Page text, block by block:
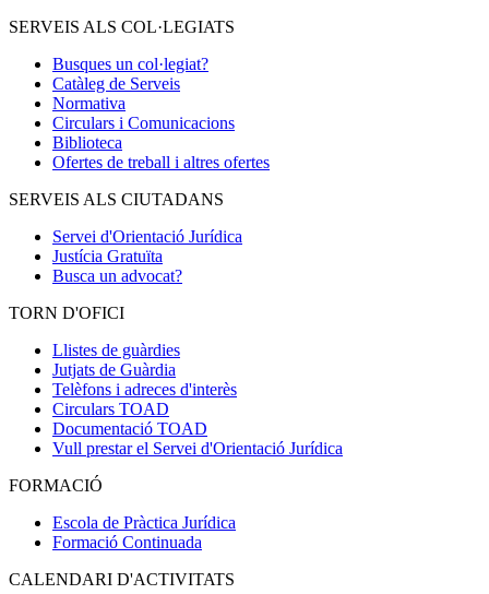
SERVEIS ALS COL·LEGIATS
Busques un col·legiat?
Catàleg de Serveis
Normativa
Circulars i Comunicacions
Biblioteca
Ofertes de treball i altres ofertes
SERVEIS ALS CIUTADANS
Servei d'Orientació Jurídica
Justícia Gratuïta
Busca un advocat?
TORN D'OFICI
Llistes de guàrdies
Jutjats de Guàrdia
Telèfons i adreces d'interès
Circulars TOAD
Documentació TOAD
Vull prestar el Servei d'Orientació Jurídica
FORMACIÓ
Escola de Pràctica Jurídica
Formació Continuada
CALENDARI D'ACTIVITATS